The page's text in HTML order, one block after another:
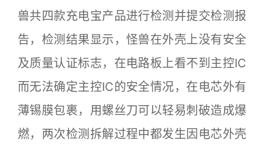
兽共四款充电宝产品进行检测并提交检测报
告，检测结果显示，怪兽在外壳上没有安全
及质量认证标志，在电路板上看不到主控IC
而无法确定主控IC的安全情况，在电芯外有
薄锡膜包裹，用螺丝刀可以轻易刺破造成爆
燃，两次检测拆解过程中都发生因电芯外壳